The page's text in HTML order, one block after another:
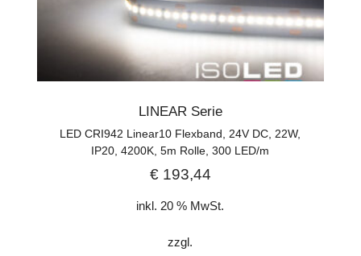
LINEAR Serie
LED CRI942 Linear10 Flexband, 24V DC, 22W,
IP20, 4200K, 5m Rolle, 300 LED/m
€193,44
inkl. 20 % MwSt.
zzgl.